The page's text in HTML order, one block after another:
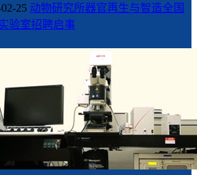
25 动物研究所器官再生与智造全国
验室招聘启事